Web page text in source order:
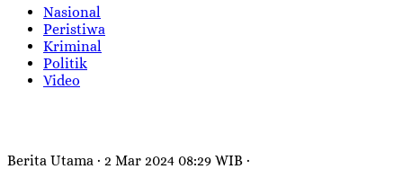
Nasional
Peristiwa
Kriminal
Politik
Video
Berita Utama · 2 Mar 2024 08:29 WIB ·